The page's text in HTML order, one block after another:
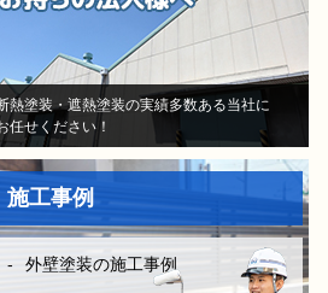
当初はB社のトラウマで不安
しかなかったけど、（株）モ
レナシホームさんはとにかく
納得いく丁寧な説明や、時間
を費やしてくださり、また報
告書や日程など、仕事がきち
んとされていて、本当に安心
して、お任せできました。B
社とは全く比べものになりま
せん。
お客様に対してしっかり寄り
熱塗装・遮熱塗装の実績多数ある当社に
任せください！
施工事例
外壁塗装の施工事例